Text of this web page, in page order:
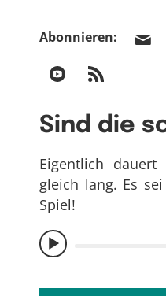
Abonnieren:
Sind die
Eigentlich
gleich lang. Es
Spiel!